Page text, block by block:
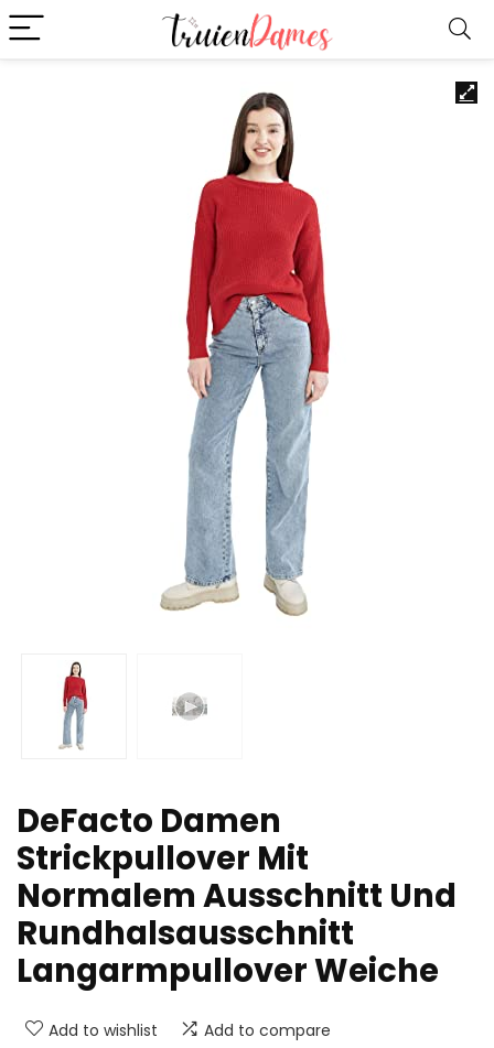
DeFacto Damen
Strickpullover Mit
Normalem Ausschnitt Und
Rundhalsausschnitt
Langarmpullover Weiche
Add to wishlist Add to compare